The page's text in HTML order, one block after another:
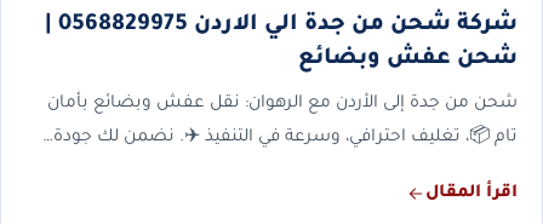
شحن عفش وبضائع
شحن من جدة إلى الأردن مع الرهوان: نقل عفش وبضائع بأمان
تام 📦، تغليف احترافي، وسرعة في التنفيذ ✈️. نضمن لك جودة…
اقرأ المقال